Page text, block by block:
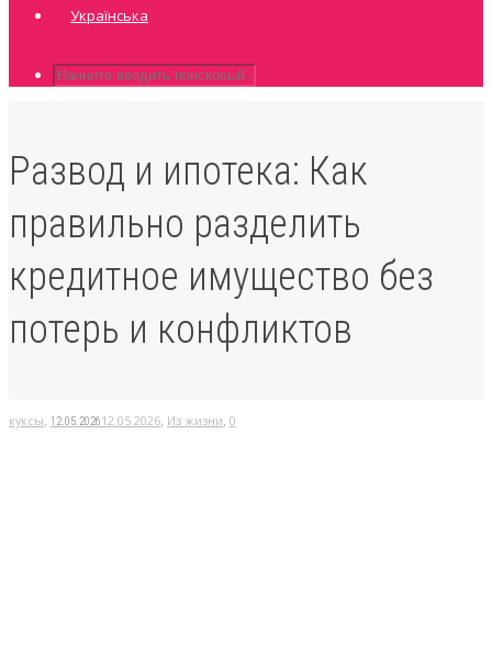
Развод и ипотека: Как
правильно разделить
кредитное имущество без
потерь и конфликтов
куксы, 12.05.202612.05.2026, Из жизни, 0